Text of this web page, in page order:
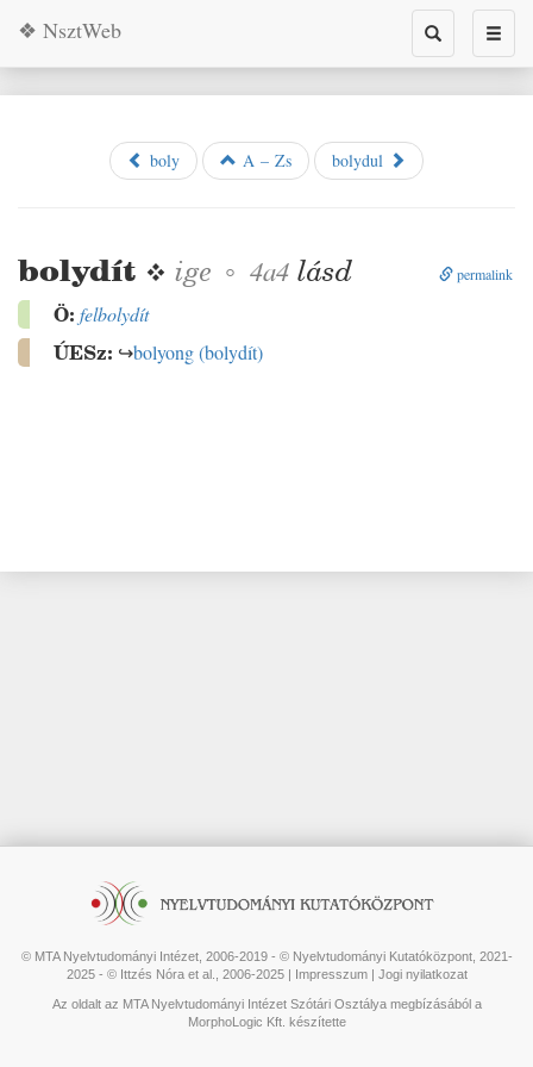
Toggle
search
❖ NsztWeb
boly A – Zs bolydul
bolydít ❖ ige ◦ 4a4 permalink
lásd
Ö: felbolydít
ÚESz: ↪bolyong(bolydít)
© MTA Nyelvtudományi Intézet, 2006-2019 - © Nyelvtudományi Kutatóközpont, 2021-
2025 - © Ittzés Nóra et al., 2006-2025 | Impresszum| Jogi nyilatkozat
Az oldalt az MTA Nyelvtudományi Intézet Szótári Osztálya megbízásából a
MorphoLogic Kft. készítette